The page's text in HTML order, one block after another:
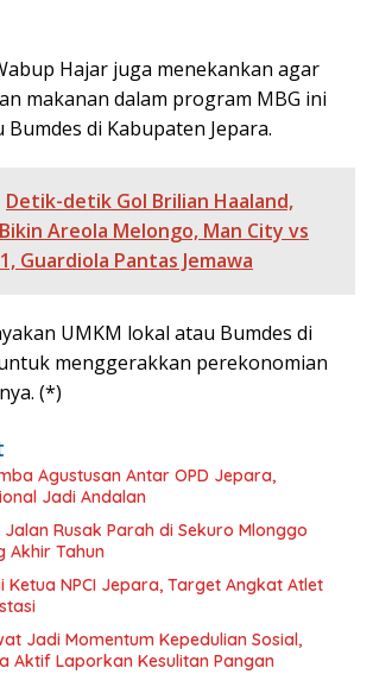
Hajar juga menekankan agar
makanan dalam program MBG ini
di Kabupaten Jepara.
Detik-detik Gol Brilian Haaland,
Areola Melongo, Man City vs
Guardiola Pantas Jemawa
UMKM lokal atau Bumdes di
menggerakkan perekonomian
(*)
Agustusan Antar OPD Jepara,
Jadi Andalan
Rusak Parah di Sekuro Mlonggo
Akhir Tahun
Ketua NPCI Jepara, Target Angkat Atlet
Jadi Momentum Kepedulian Sosial,
Aktif Laporkan Kesulitan Pangan